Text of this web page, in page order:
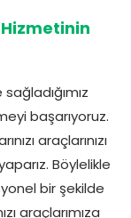
başarıyoruz.
araçlarınızı
Böylelikle
bir şekilde
araçlarımıza